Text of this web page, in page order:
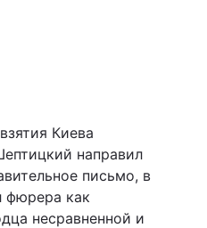
Киева
направил
письмо, в
фюрера как
несравненной и